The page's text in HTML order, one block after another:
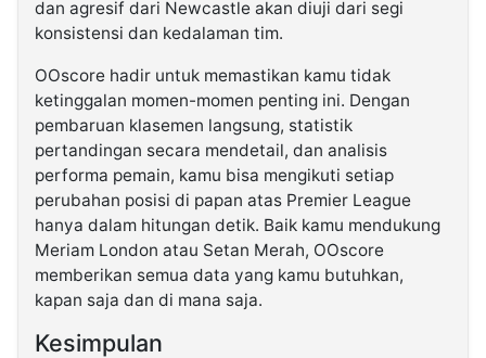
dan agresif dari Newcastle akan diuji dari segi
konsistensi dan kedalaman tim.
OOscore hadir untuk memastikan kamu tidak
ketinggalan momen-momen penting ini. Dengan
pembaruan klasemen langsung, statistik
pertandingan secara mendetail, dan analisis
performa pemain, kamu bisa mengikuti setiap
perubahan posisi di papan atas Premier League
hanya dalam hitungan detik. Baik kamu mendukung
Meriam London atau Setan Merah, OOscore
memberikan semua data yang kamu butuhkan,
kapan saja dan di mana saja.
Kesimpulan